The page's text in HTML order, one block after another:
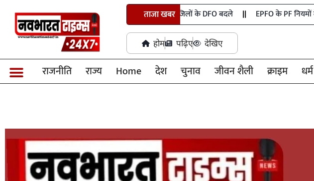
ताजा खबर
छत्तीसगढ़ में 24 IFS अधिकारियों के तबादले, कई जिलों के DFO बदले EPFO के PF नियमों में बड़े बदलाव
होम पढ़िए देखिए
राजनीति राज्य Home देश चुनाव जीवन शैली क्राइम धर्म